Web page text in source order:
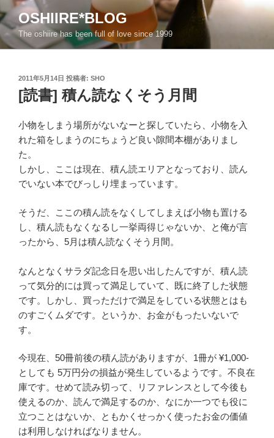
ン
テ
ン
OSHIIRE*BLOG
The oshiire has been full of love since 1999
投
稿
日:
2011年5月14日 投稿者: SHO
[読書] 積ん読なくそう月間
小物をしまう場所がないなーと探していたら、小物を入
れた箱をしまうのにちょうど良い隙間本棚がありまし
た。
しかし、ここは現在、積ん読エリアとなっており、読ん
でいない本でびっしり埋まっています。
そうだ、ここの積ん読をなくしてしまえば小物も置ける
し、積ん読もなくなるし一挙両得じゃないか、と俺が言
ったから、5月は積ん読なくそう月間。
なんとなくサラダ記念日を思い出したんですが、積ん読
って気分的には買って満足していて、既に終了した状態
です。しかし、買っただけで満足をしている状態とはも
のすごくムダです。というか、お金がもったいないで
す。
今現在、50冊前後の積ん読がありますが、1冊が ¥1,000-
としても 5万円分の損益が発生しているようです。不良在
庫です。せめて読み切って、リファレンスとして今後も
使えるのか、読んで満足するのか、なにか一つでも役に
立つことはないか、ともかくせっかく使ったお金の価値
は利用しなければなりません。